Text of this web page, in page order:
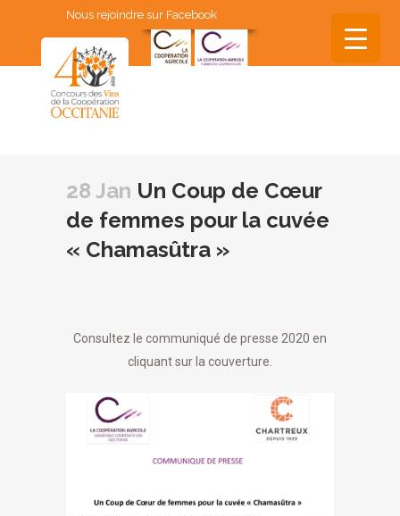
Nous rejoindre sur Facebook
28 Jan Un Coup de Cœur
de femmes pour la cuvée
« Chamasûtra »
Consultez le communiqué de presse 2020 en
cliquant sur la couverture.